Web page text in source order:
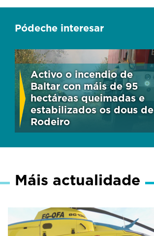
Pódeche interesar
Activo o incendio de
Baltar con máis de 95
hectáreas queimadas e
estabilizados os dous de
Rodeiro
Máis actualidade